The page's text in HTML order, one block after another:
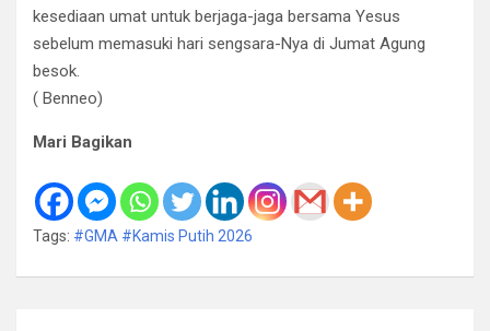
kesediaan umat untuk berjaga-jaga bersama Yesus
sebelum memasuki hari sengsara-Nya di Jumat Agung
besok.
( Benneo)
Mari Bagikan
Tags: #GMA #Kamis Putih 2026